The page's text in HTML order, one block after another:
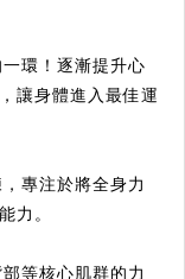
環！逐漸提升心
讓身體進入最佳運
專注於將全身力
力。
等核心肌群的力